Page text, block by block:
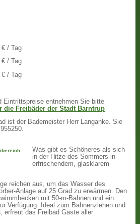
€ / Tag
€ / Tag
€ / Tag
Eintrittspreise entnehmen Sie bitte
die Freibäder der Stadt Barntrup
ist der Bademeister Herr Langanke. Sie
Was gibt es Schöneres als sich
in der Hitze des Sommers in
erfrischendem, glasklarem
reichen aus, um das Wasser des
Anlage auf 25 Grad zu erwärmen. Den
mit 50-m-Bahnen und ein
Verfügung. Ideal zum Bahnenziehen und
erfreut das Freibad Gäste aller